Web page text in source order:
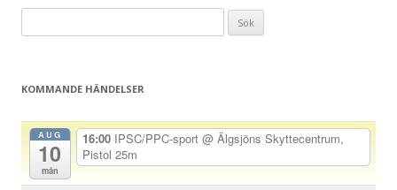
n
efter:
KOMMANDE HÄNDELSER
AUG
10
mån
16:00 IPSC/PPC-sport @ Älgsjöns Skyttecentrum,
Pistol 25m